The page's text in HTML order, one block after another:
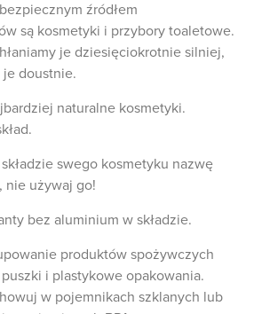
źródłem
są kosmetyki i przybory toaletowe.
je dziesięciokrotnie silniej,
doustnie.
naturalne kosmetyki.
swego kosmetyku nazwę
nie używaj go!
bez aluminium w składzie.
produktów spożywczych
i plastykowe opakowania.
w pojemnikach szklanych lub